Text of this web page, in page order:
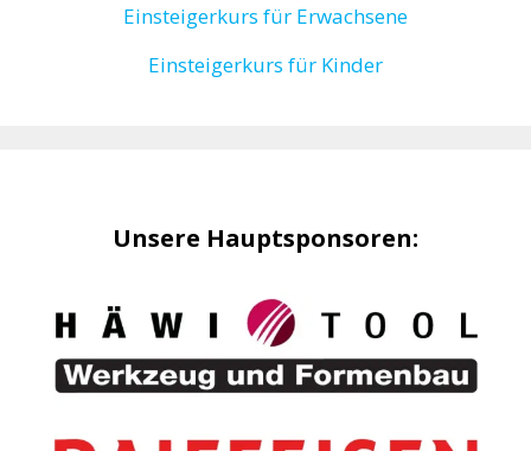
Einsteigerkurs für Erwachsene
Einsteigerkurs für Kinder
Unsere Hauptsponsoren: